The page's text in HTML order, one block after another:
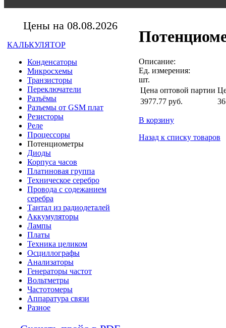
Цены на 08.08.2026
КАЛЬКУЛЯТОР
Конденсаторы
Микросхемы
Транзисторы
Переключатели
Разъёмы
Разъемы от GSM плат
Резисторы
Реле
Процессоры
Потенциометры
Диоды
Корпуса часов
Платиновая группа
Техническое серебро
Провода с содежанием
серебра
Тантал из радиодеталей
Аккумуляторы
Лампы
Платы
Техника целиком
Осциллографы
Анализаторы
Генераторы частот
Вольтметры
Частотомеры
Аппаратура связи
Разное
Описание:
Ед. измерения:
шт.
Цена оптовой партии
3977.77 руб.
В корзину
Назад к списку товаров